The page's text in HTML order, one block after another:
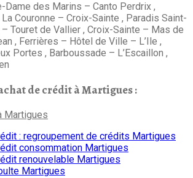
Dame des Marins – Canto Perdrix ,
Couronne – Croix-Sainte , Paradis Saint-
Touret de Vallier , Croix-Sainte – Mas de
, Ferrières – Hôtel de Ville – L’Ile ,
Portes , Barboussade – L’Escaillon ,
de crédit à Martigues :
Martigues
: regroupement de crédits Martigues
consommation Martigues
renouvelable Martigues
Martigues